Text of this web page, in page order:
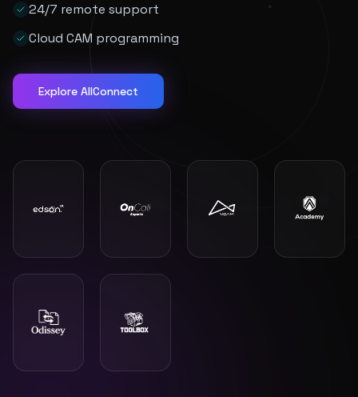
24/7 remote support
Cloud CAM programming
Explore AllConnect
"Eu recomendaria muito, a Alltech acreditou na Delta.